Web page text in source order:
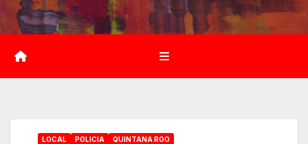
Saltar
al
contenido
LOCAL POLICIA QUINTANA ROO